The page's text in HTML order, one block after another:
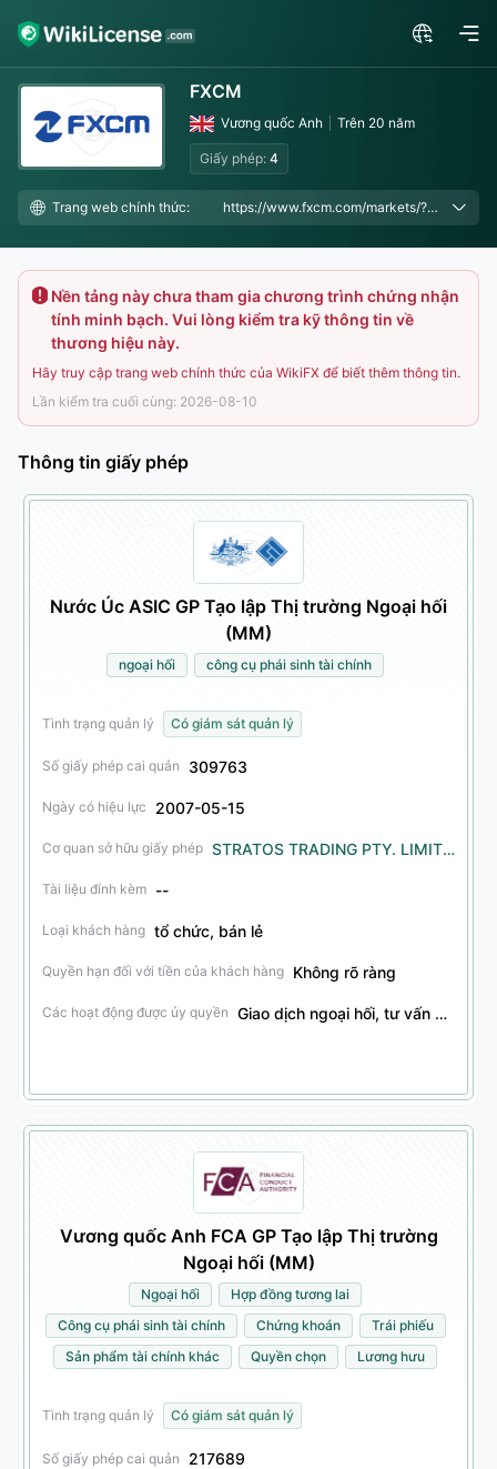
FXCM
Vương quốc Anh Trên 20 năm
Giấy phép: 4
Trang web chính thức: https://www.fxcm.com/markets/?cmp=7017V0000021tUDQAY&utm_source=fxeye&utm_medium=display&utm_campaign=hplink, https://www.fxcm.com/?cmp=7017V0000021tUDQAY&utm_source=fxeye&utm_medium=flatrate-text&utm_campaign=hplink
Nền tảng này chưa tham gia chương trình chứng nhận
tính minh bạch. Vui lòng kiểm tra kỹ thông tin về
thương hiệu này.
Hãy truy cập trang web chính thức của WikiFX để biết thêm thông tin.
Lần kiểm tra cuối cùng: 2026-08-10
Thông tin giấy phép
Nước Úc ASIC GP Tạo lập Thị trường Ngoại hối
(MM)
ngoại hối công cụ phái sinh tài chính
Tình trạng quản lý Có giám sát quản lý
Số giấy phép cai quản 309763
Ngày có hiệu lực 2007-05-15
Cơ quan sở hữu giấy phép STRATOS TRADING PTY. LIMITED
Tài liệu đính kèm --
Loại khách hàng tổ chức, bán lẻ
Quyền hạn đối với tiền của khách hàng Không rõ ràng
Các hoạt động được ủy quyền Giao dịch ngoại hối, tư vấn đầu tư ngoại hối, giao dịch công cụ phái sinh tài chính, tư vấn đầu tư công cụ phái sinh tài chính
Vương quốc Anh FCA GP Tạo lập Thị trường
Ngoại hối (MM)
Ngoại hối
Hợp đồng tương lai
Công cụ phái sinh tài chính
Chứng khoán
Trái phiếu
Sản phẩm tài chính khác
Quyền chọn Lương hưu
Tình trạng quản lý Có giám sát quản lý
Số giấy phép cai quản 217689